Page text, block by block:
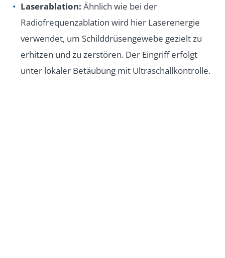
Laserablation: Ähnlich wie bei der
Radiofrequenzablation wird hier Laserenergie
verwendet, um Schilddrüsengewebe gezielt zu
erhitzen und zu zerstören. Der Eingriff erfolgt
unter lokaler Betäubung mit Ultraschallkontrolle.